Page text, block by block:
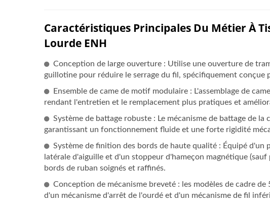
Caractéristiques Principales Du Métier À
Lourde ENH
Conception de large ouverture : Utilise une ouverture de
guillotine pour réduire le serrage du fil, spécifiquement conçue
Ensemble de came de motif modulaire : L'assemblage de
rendant l'entretien et le remplacement plus pratiques et
Système de battage robuste : Le mécanisme de battage de
garantissant un fonctionnement fluide et une forte rigidité
Système de finition des bords de haute qualité : Équipé
latérale d'aiguille et d'un stoppeur d'hameçon magnétique
bords de ruban soignés et raffinés.
Conception de mécanisme breveté : les modèles de cadre
d'un mécanisme d'arrêt de l'ourdé et d'un mécanisme de fil